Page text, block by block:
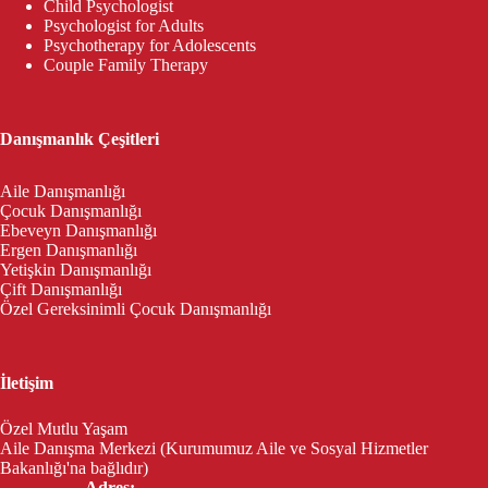
Child Psychologist
Psychologist for Adults
Psychotherapy for Adolescents
Couple Family Therapy
Danışmanlık Çeşitleri
Aile Danışmanlığı
Çocuk Danışmanlığı
Ebeveyn Danışmanlığı
Ergen Danışmanlığı
Yetişkin Danışmanlığı
Çift Danışmanlığı
Özel Gereksinimli Çocuk Danışmanlığı
İletişim
Özel Mutlu Yaşam
Aile Danışma Merkezi (Kurumumuz Aile ve Sosyal Hizmetler
Bakanlığı'na bağlıdır)